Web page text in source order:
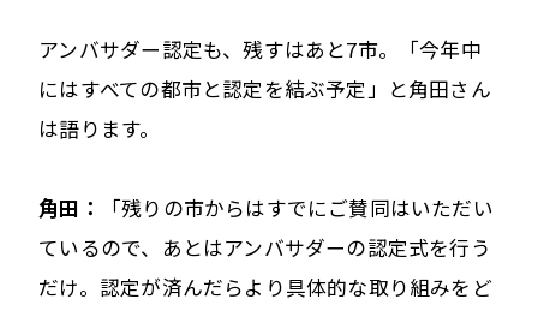
アンバサダー認定も、残すはあと7市。「今年中
にはすべての都市と認定を結ぶ予定」と角田さん
は語ります。
角田：
「残りの市からはすでにご賛同はいただい
ているので、あとはアンバサダーの認定式を行う
だけ。認定が済んだらより具体的な取り組みをど